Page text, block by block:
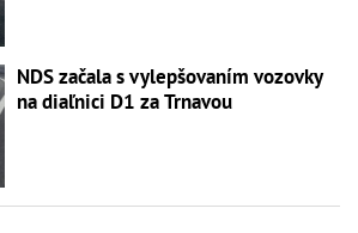
NDS začala s vylepšovaním vozovky
na diaľnici D1 za Trnavou